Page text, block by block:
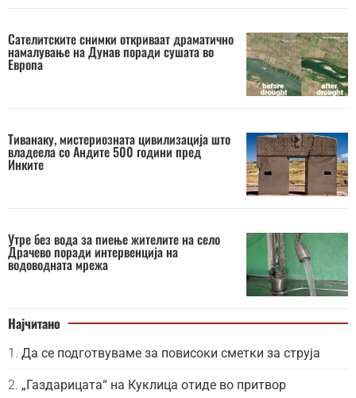
Сателитските снимки откриваат драматично
намалување на Дунав поради сушата во
Европа
Тиванаку, мистериозната цивилизација што
владеела со Андите 500 години пред
Инките
Утре без вода за пиење жителите на село
Драчево поради интервенција на
водоводната мрежа
Најчитано
Да се подготвуваме за повисоки сметки за струја
„Газдарицата“ на Куклица отиде во притвор